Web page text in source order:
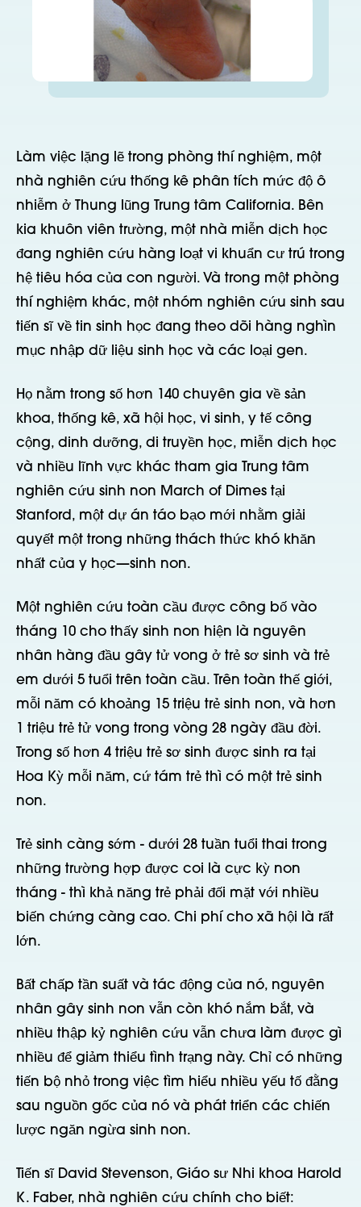
Làm việc lặng lẽ trong phòng thí nghiệm, một
nhà nghiên cứu thống kê phân tích mức độ ô
nhiễm ở Thung lũng Trung tâm California. Bên
kia khuôn viên trường, một nhà miễn dịch học
đang nghiên cứu hàng loạt vi khuẩn cư trú trong
hệ tiêu hóa của con người. Và trong một phòng
thí nghiệm khác, một nhóm nghiên cứu sinh sau
tiến sĩ về tin sinh học đang theo dõi hàng nghìn
mục nhập dữ liệu sinh học và các loại gen.
Họ nằm trong số hơn 140 chuyên gia về sản
khoa, thống kê, xã hội học, vi sinh, y tế công
cộng, dinh dưỡng, di truyền học, miễn dịch học
và nhiều lĩnh vực khác tham gia Trung tâm
nghiên cứu sinh non March of Dimes tại
Stanford, một dự án táo bạo mới nhằm giải
quyết một trong những thách thức khó khăn
nhất của y học—sinh non.
Một nghiên cứu toàn cầu được công bố vào
tháng 10 cho thấy sinh non hiện là nguyên
nhân hàng đầu gây tử vong ở trẻ sơ sinh và trẻ
em dưới 5 tuổi trên toàn cầu. Trên toàn thế giới,
mỗi năm có khoảng 15 triệu trẻ sinh non, và hơn
1 triệu trẻ tử vong trong vòng 28 ngày đầu đời.
Trong số hơn 4 triệu trẻ sơ sinh được sinh ra tại
Hoa Kỳ mỗi năm, cứ tám trẻ thì có một trẻ sinh
non.
Trẻ sinh càng sớm - dưới 28 tuần tuổi thai trong
những trường hợp được coi là cực kỳ non
tháng - thì khả năng trẻ phải đối mặt với nhiều
biến chứng càng cao. Chi phí cho xã hội là rất
lớn.
Bất chấp tần suất và tác động của nó, nguyên
nhân gây sinh non vẫn còn khó nắm bắt, và
nhiều thập kỷ nghiên cứu vẫn chưa làm được gì
nhiều để giảm thiểu tình trạng này. Chỉ có những
tiến bộ nhỏ trong việc tìm hiểu nhiều yếu tố đằng
sau nguồn gốc của nó và phát triển các chiến
lược ngăn ngừa sinh non.
Tiến sĩ David Stevenson, Giáo sư Nhi khoa Harold
K. Faber, nhà nghiên cứu chính cho biết: